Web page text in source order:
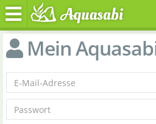
Mein